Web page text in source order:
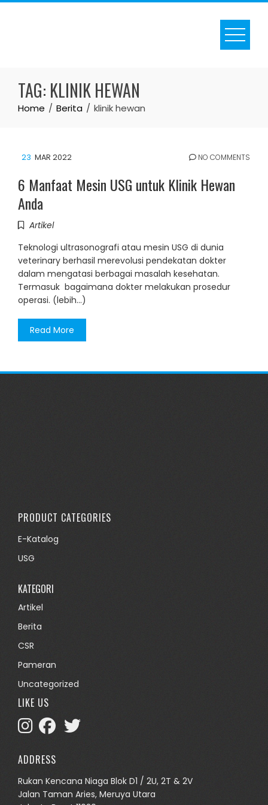
Skip
TAG: KLINIK HEWAN
Home Berita klinik hewan
23 MAR 2022 NO COMMENTS
6 Manfaat Mesin USG untuk Klinik Hewan
Anda
Artikel
Teknologi ultrasonografi atau mesin USG di dunia
veterinary berhasil merevolusi pendekatan dokter
dalam mengatasi berbagai masalah kesehatan.
Termasuk bagaimana dokter melakukan prosedur
operasi. (lebih…)
Read More
PRODUCT CATEGORIES
E-Katalog
USG
KATEGORI
Artikel
Berita
CSR
Pameran
Uncategorized
LIKE US
ADDRESS
Rukan Kencana Niaga Blok D1 / 2U, 2T & 2V
Jalan Taman Aries, Meruya Utara